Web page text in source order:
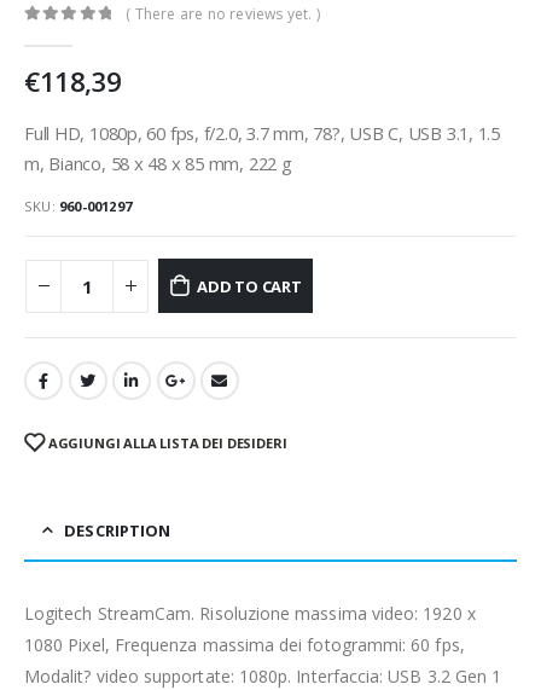
( There are no reviews yet. )
€118,39
Full HD, 1080p, 60 fps, f/2.0, 3.7 mm, 78?, USB C, USB 3.1, 1.5
m, Bianco, 58 x 48 x 85 mm, 222 g
SKU: 960-001297
ADD TO CART
AGGIUNGI ALLA LISTA DEI DESIDERI
DESCRIPTION
Logitech StreamCam. Risoluzione massima video: 1920 x
1080 Pixel, Frequenza massima dei fotogrammi: 60 fps,
Modalit? video supportate: 1080p. Interfaccia: USB 3.2 Gen 1